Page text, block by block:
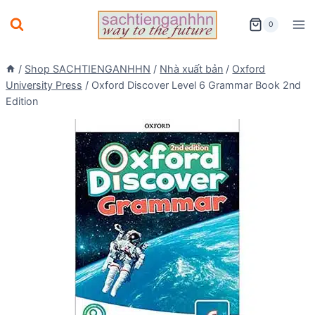
to
0
/ Shop SACHTIENGANHHN / Nhà xuất bản / Oxford
University Press / Oxford Discover Level 6 Grammar Book 2nd
Edition